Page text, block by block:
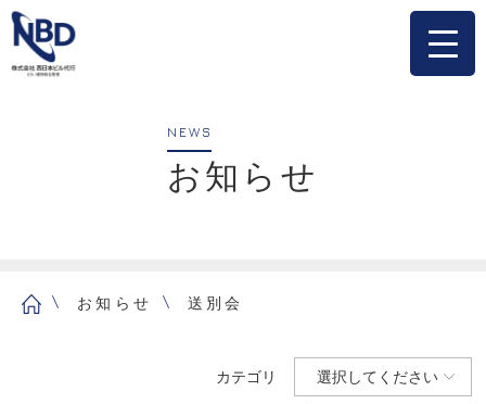
お知らせ
NEWS
お知らせ 送別会
カテゴリ